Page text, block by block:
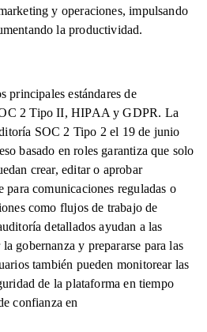
y operaciones, impulsando
la productividad.
principales estándares de
2 Tipo II, HIPAA y GDPR. La
SOC 2 Tipo 2 el 19 de junio
basado en roles garantiza que solo
crear, editar o aprobar
para comunicaciones reguladas o
como flujos de trabajo de
detallados ayudan a las
gobernanza y prepararse para las
también pueden monitorear las
de la plataforma en tiempo
confianza en